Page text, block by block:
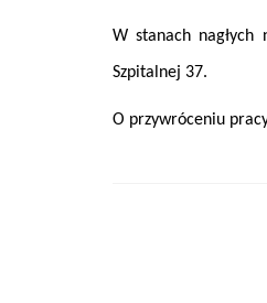
W stanach nagłych
Szpitalnej 37.
O przywróceniu